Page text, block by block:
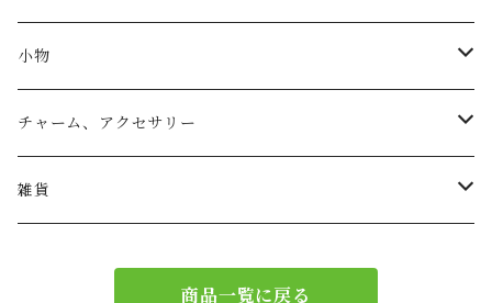
トートバッグ
リュック
ショルダー
小物
小物入れ
チャーム、アクセサリー
バッグチャーム
雑貨
商品一覧に戻る